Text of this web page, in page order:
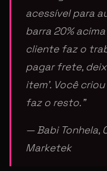
acessível para
barra 20%
cliente faz o
pagar frete,
item’. Você
faz o resto.”
— Babi Tonhela,
Marketek